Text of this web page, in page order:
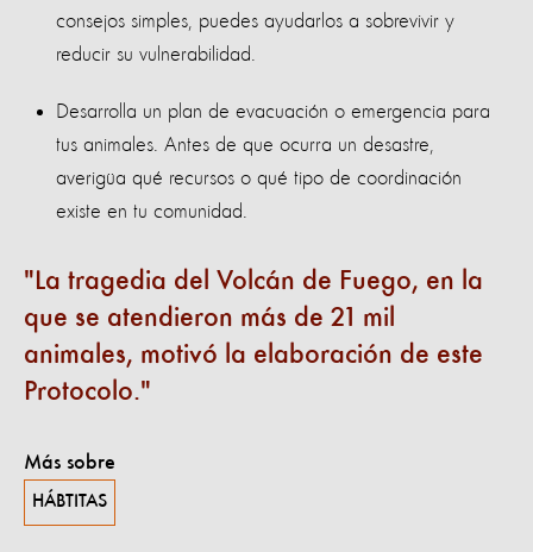
consejos simples, puedes ayudarlos a sobrevivir y
reducir su vulnerabilidad.
Desarrolla un plan de evacuación o emergencia para
tus animales. Antes de que ocurra un desastre,
averigüa qué recursos o qué tipo de coordinación
existe en tu comunidad.
La tragedia del Volcán de Fuego, en la
que se atendieron más de 21 mil
animales, motivó la elaboración de este
Protocolo.
Más sobre
HÁBTITAS